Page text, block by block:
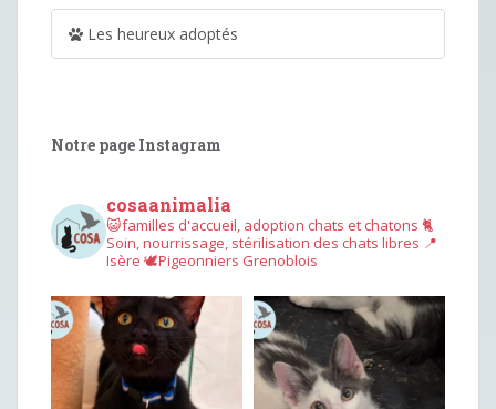
Les heureux adoptés
Notre page Instagram
cosaanimalia
😺familles d'accueil, adoption chats et chatons 🐈
Soin, nourrissage, stérilisation des chats libres 📍
Isère 🕊︎Pigeonniers Grenoblois